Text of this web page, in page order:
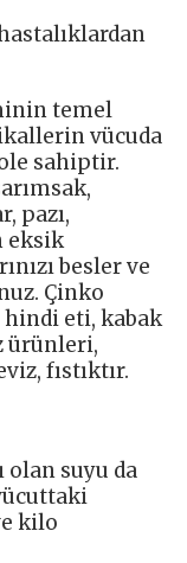
temel
vücuda
sahiptir.
pazı,
eksik
besler ve
Çinko
hindi eti, kabak
ürünleri,
fıstıktır.
olan suyu da
kilo